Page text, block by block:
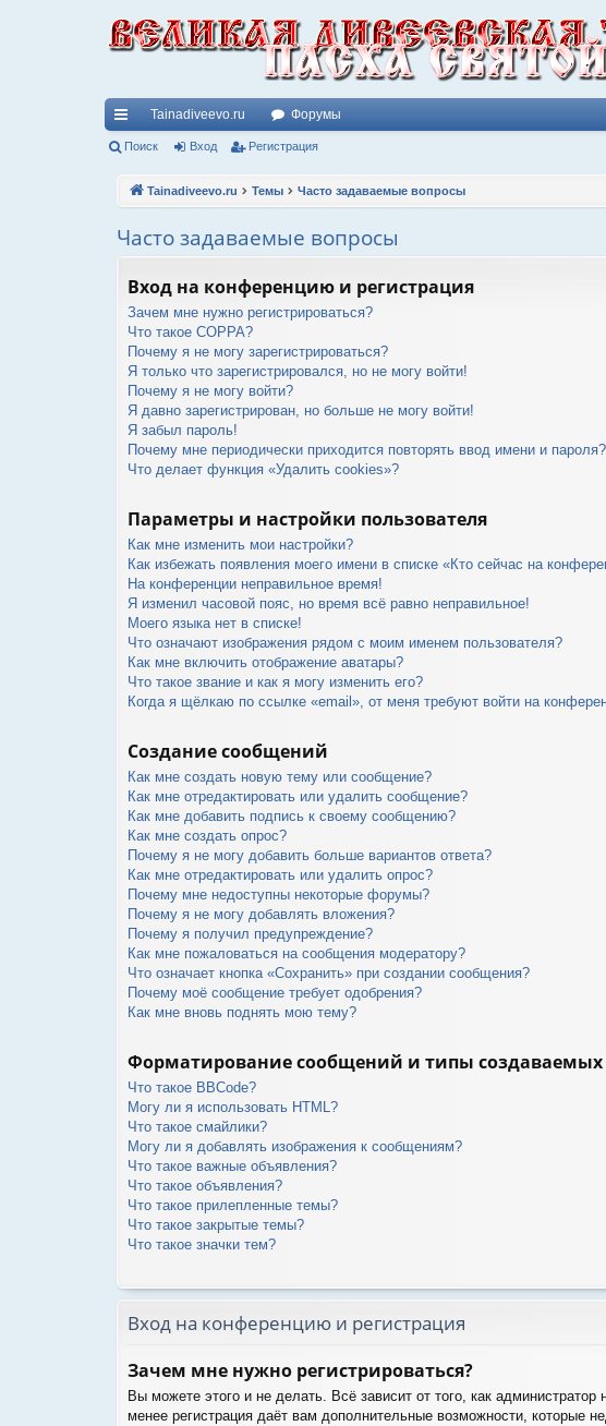
с
Tainadiveevo.ru Форумы
Поиск Вход Регистрация
Tainadiveevo.ru Темы Часто задаваемые вопросы
Часто задаваемые вопросы
Вход на конференцию и регистрация
Зачем мне нужно регистрироваться?
Что такое COPPA?
Почему я не могу зарегистрироваться?
Я только что зарегистрировался, но не могу войти!
Почему я не могу войти?
Я давно зарегистрирован, но больше не могу войти!
Я забыл пароль!
Почему мне периодически приходится повторять ввод имени и пароля?
Что делает функция «Удалить cookies»?
Параметры и настройки пользователя
Как мне изменить мои настройки?
Как избежать появления моего имени в списке «Кто сейчас на
На конференции неправильное время!
Я изменил часовой пояс, но время всё равно неправильное!
Моего языка нет в списке!
Что означают изображения рядом с моим именем пользователя?
Как мне включить отображение аватары?
Что такое звание и как я могу изменить его?
Когда я щёлкаю по ссылке «email», от меня требуют войти на
Создание сообщений
Как мне создать новую тему или сообщение?
Как мне отредактировать или удалить сообщение?
Как мне добавить подпись к своему сообщению?
Как мне создать опрос?
Почему я не могу добавить больше вариантов ответа?
Как мне отредактировать или удалить опрос?
Почему мне недоступны некоторые форумы?
Почему я не могу добавлять вложения?
Почему я получил предупреждение?
Как мне пожаловаться на сообщения модератору?
Что означает кнопка «Сохранить» при создании сообщения?
Почему моё сообщение требует одобрения?
Как мне вновь поднять мою тему?
Форматирование сообщений и типы создаваемых
Что такое BBCode?
Могу ли я использовать HTML?
Что такое смайлики?
Могу ли я добавлять изображения к сообщениям?
Что такое важные объявления?
Что такое объявления?
Что такое прилепленные темы?
Что такое закрытые темы?
Что такое значки тем?
Вход на конференцию и регистрация
Зачем мне нужно регистрироваться?
Вы можете этого и не делать. Всё зависит от того, как
менее регистрация даёт вам дополнительные возможности, которые